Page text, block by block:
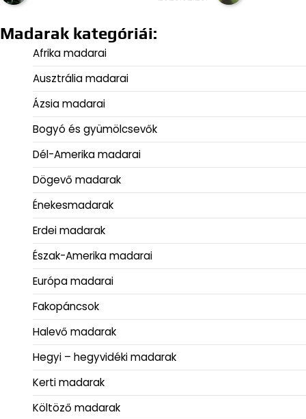
Madarak kategóriái:
Afrika madarai
Ausztrália madarai
Ázsia madarai
Bogyó és gyümölcsevők
Dél-Amerika madarai
Dögevő madarak
Énekesmadarak
Erdei madarak
Észak-Amerika madarai
Európa madarai
Fakopáncsok
Halevő madarak
Hegyi – hegyvidéki madarak
Kerti madarak
Költöző madarak